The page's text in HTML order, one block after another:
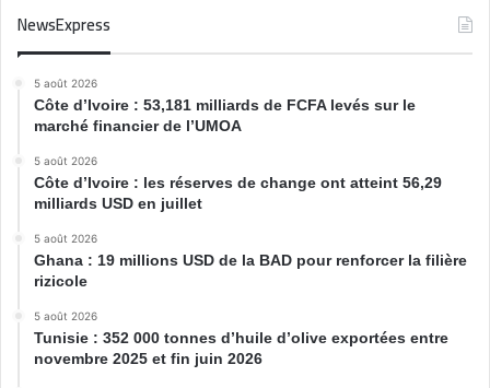
NewsExpress
5 août 2026
Côte d’Ivoire : 53,181 milliards de FCFA levés sur le
marché financier de l’UMOA
5 août 2026
Côte d’Ivoire : les réserves de change ont atteint 56,29
milliards USD en juillet
5 août 2026
Ghana : 19 millions USD de la BAD pour renforcer la filière
rizicole
5 août 2026
Tunisie : 352 000 tonnes d’huile d’olive exportées entre
novembre 2025 et fin juin 2026